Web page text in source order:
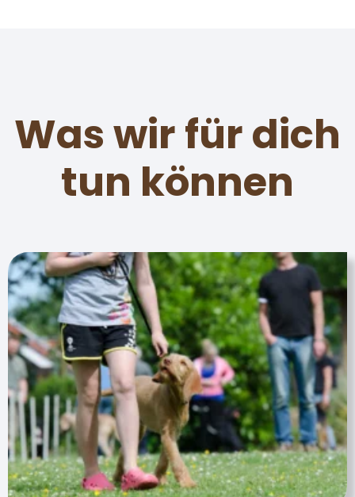
Was wir für dich
tun können